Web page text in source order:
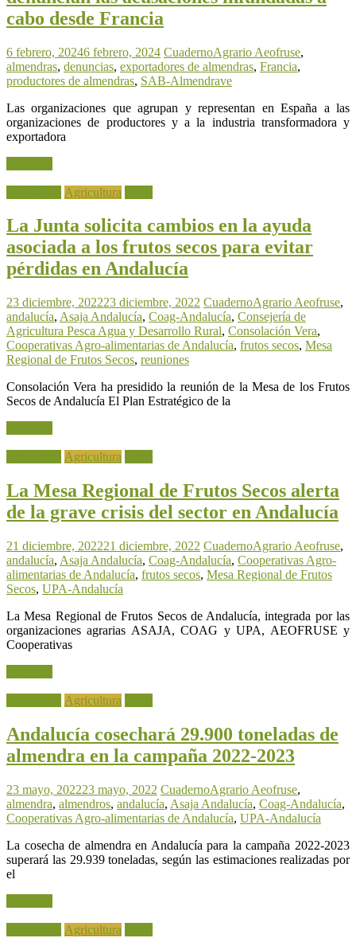
cabo desde Francia
6 febrero, 20246 febrero, 2024 CuadernoAgrario Aeofruse,
almendras, denuncias, exportadores de almendras, Francia,
productores de almendras, SAB-Almendrave
Las organizaciones que agrupan y representan en España a las
organizaciones de productores y a la industria transformadora y
exportadora
Agricultura
La Junta solicita cambios en la ayuda
asociada a los frutos secos para evitar
pérdidas en Andalucía
23 diciembre, 202223 diciembre, 2022 CuadernoAgrario Aeofruse,
andalucía, Asaja Andalucía, Coag-Andalucía, Consejería de
Agricultura Pesca Agua y Desarrollo Rural, Consolación Vera,
Cooperativas Agro-alimentarias de Andalucía, frutos secos, Mesa
Regional de Frutos Secos, reuniones
Consolación Vera ha presidido la reunión de la Mesa de los Frutos
Secos de Andalucía El Plan Estratégico de la
Agricultura
La Mesa Regional de Frutos Secos alerta
de la grave crisis del sector en Andalucía
21 diciembre, 202221 diciembre, 2022 CuadernoAgrario Aeofruse,
andalucía, Asaja Andalucía, Coag-Andalucía, Cooperativas Agro-
alimentarias de Andalucía, frutos secos, Mesa Regional de Frutos
Secos, UPA-Andalucía
La Mesa Regional de Frutos Secos de Andalucía, integrada por las
organizaciones agrarias ASAJA, COAG y UPA, AEOFRUSE y
Cooperativas
Agricultura
Andalucía cosechará 29.900 toneladas de
almendra en la campaña 2022-2023
23 mayo, 202223 mayo, 2022 CuadernoAgrario Aeofruse,
almendra, almendros, andalucía, Asaja Andalucía, Coag-Andalucía,
Cooperativas Agro-alimentarias de Andalucía, UPA-Andalucía
La cosecha de almendra en Andalucía para la campaña 2022-2023
superará las 29.939 toneladas, según las estimaciones realizadas por
el
Agricultura